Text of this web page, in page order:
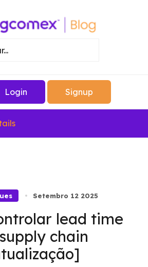
Login Signup
Setembro 12 2025
lead time
chain